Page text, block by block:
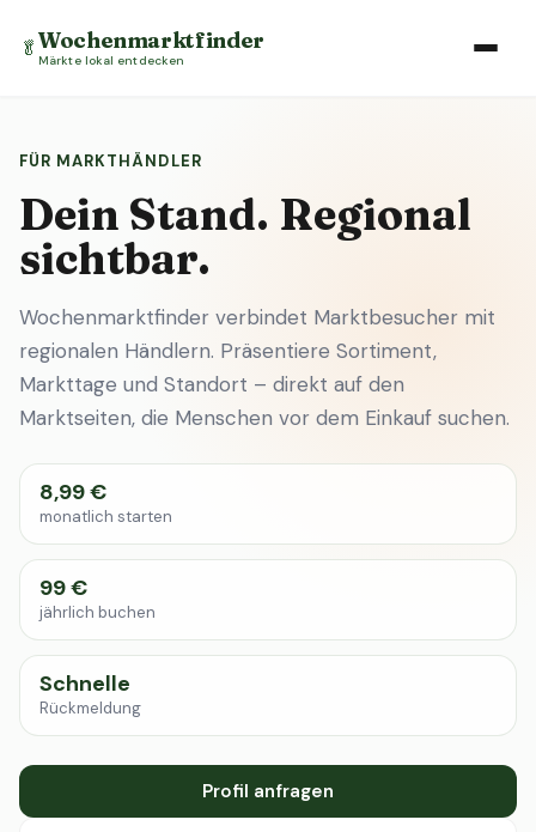
🥬Wochenmarktfinder
Märkte lokal entdecken
FÜR MARKTHÄNDLER
Dein Stand. Regional
sichtbar.
Wochenmarktfinder verbindet Marktbesucher mit
regionalen Händlern. Präsentiere Sortiment,
Markttage und Standort – direkt auf den
Marktseiten, die Menschen vor dem Einkauf suchen.
8,99 €
monatlich starten
99 €
jährlich buchen
Schnelle
Rückmeldung
Profil anfragen